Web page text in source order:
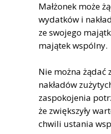
Małżonek może
wydatków i
ze swojego
majątek wspólny.
Nie można
nakładów
zaspokojenia
że zwiększyły
chwili ustania